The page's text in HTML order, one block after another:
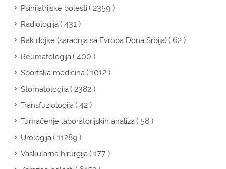
Psihijatrijske bolesti( 2359 )
Radiologija( 431 )
Rak dojke (saradnja sa Evropa Dona Srbija)( 62 )
Reumatologija( 400 )
Sportska medicina( 1012 )
Stomatologija( 2382 )
Transfuziologija( 42 )
Tumačenje laboratorijskih analiza( 58 )
Urologija( 11289 )
Vaskularna hirurgija( 177 )